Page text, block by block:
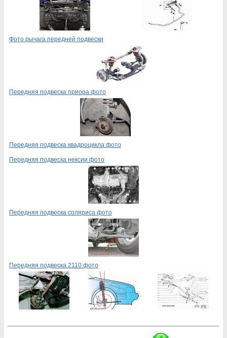
Фото рычага передней подвески
Передняя подвеска приора фото
Передняя подвеска квадроцикла фото
Передняя подвеска нексии фото
Передняя подвеска соляриса фото
Передняя подвеска 2110 фото